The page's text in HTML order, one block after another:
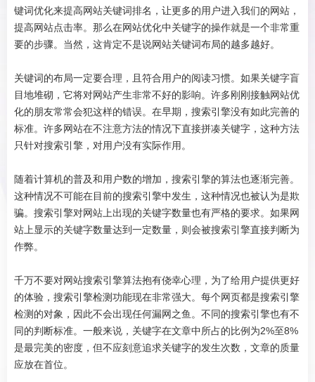
键词优化来提高网站关键词排名，让更多的用户进入我们的网站，
提高网站点击率。那么在网站优化中关键字的操作就是一个非常重
要的步骤。当然，这肯定不是说网站关键词布局的越多越好。
关键词的布局一定要合理，且符合用户的阅读习惯。如果关键字盲
目地堆砌，它将对网站产生非常不好的影响。许多刚刚接触网站优
化的朋友常常会犯这样的错误。在早期，搜索引擎没有如此完善的
标准。许多网站在不注意方法的情况下直接拼凑关键字，这种方法
只针对搜索引擎，对用户没有实际作用。
随着计算机的普及和用户数的增加，搜索引擎的算法也逐渐完善。
这种情况不可能在目前的搜索引擎中发生，这种情况也被认为是欺
骗。搜索引擎对网站上出现的关键字数量也有严格的要求。如果网
站上显示的关键字数量达到一定数量，则会被搜索引擎直接判断为
作弊。
千万不要对网站搜索引擎算法抱有侥幸心理，为了给用户提供更好
的体验，搜索引擎检测功能现在非常强大。每个网页都是搜索引擎
检测的对象，因此不会出现任何漏网之鱼。不同的搜索引擎也有不
同的判断标准。一般来说，关键字在文章中所占的比例为2%至8%
是最完美的密度，但不应刻意追求关键字的发生次数，文章的质量
应放在首位。